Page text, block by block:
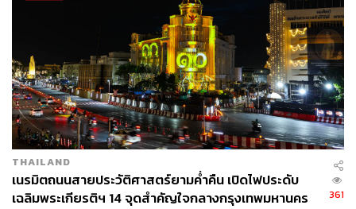
THAILAND
เนรมิตถนนสายประวัติศาสตร์ยามค่ำคืน เปิดไฟประดับ
เฉลิมพระเกียรติฯ 14 จุดสำคัญใจกลางกรุงเทพมหานคร
361